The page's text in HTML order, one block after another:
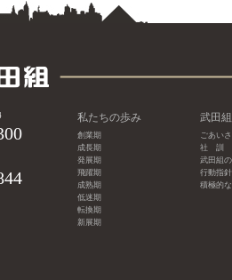
私たちの歩み
創業期
成長期
発展期
飛躍期
成熟期
低迷期
転換期
新展期
武田
ごあい
社 訓
武田組
行動指針
積極的